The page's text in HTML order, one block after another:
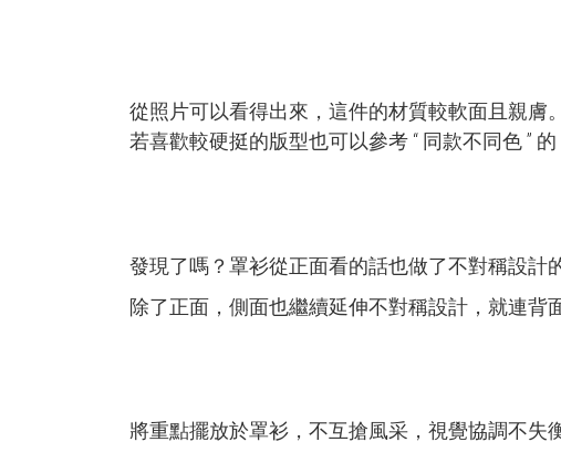
從照片可以看得出來，這件的材質較軟面且親膚。
若喜歡較硬挺的版型也可以參考 “ 同款不同色 ”
發現了嗎？罩衫從正面看的話也做了不對稱設計
除了正面，側面也繼續延伸不對稱設計，就連背
將重點擺放於罩衫，不互搶風采，視覺協調不